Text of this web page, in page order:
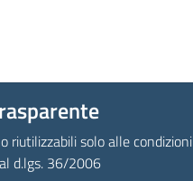
riutilizzabili solo alle
d.lgs. 36/2006